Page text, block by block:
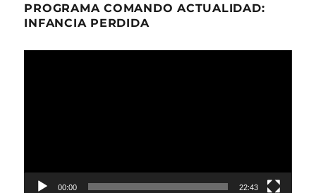
PROGRAMA COMANDO ACTUALIDAD:
INFANCIA PERDIDA
00:00 22:43